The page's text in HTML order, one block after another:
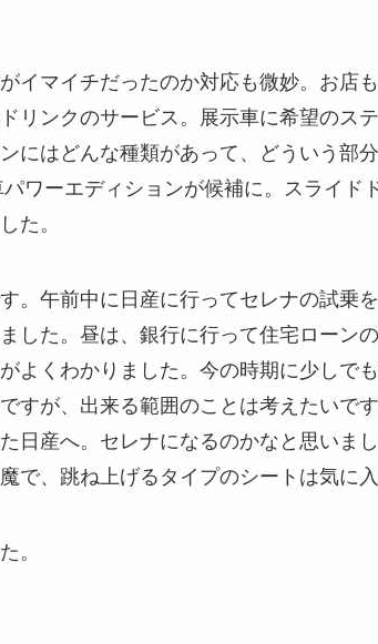
イマイチだったのか対応も微妙。お店
リンクのサービス。展示車に希望のス
にはどんな種類があって、どういう部
ワーエディションが候補に。スライド
た。
。午前中に日産に行ってセレナの試乗
した。昼は、銀行に行って住宅ローン
よくわかりました。今の時期に少しで
すが、出来る範囲のことは考えたいで
日産へ。セレナになるのかなと思いま
で、跳ね上げるタイプのシートは気に
。